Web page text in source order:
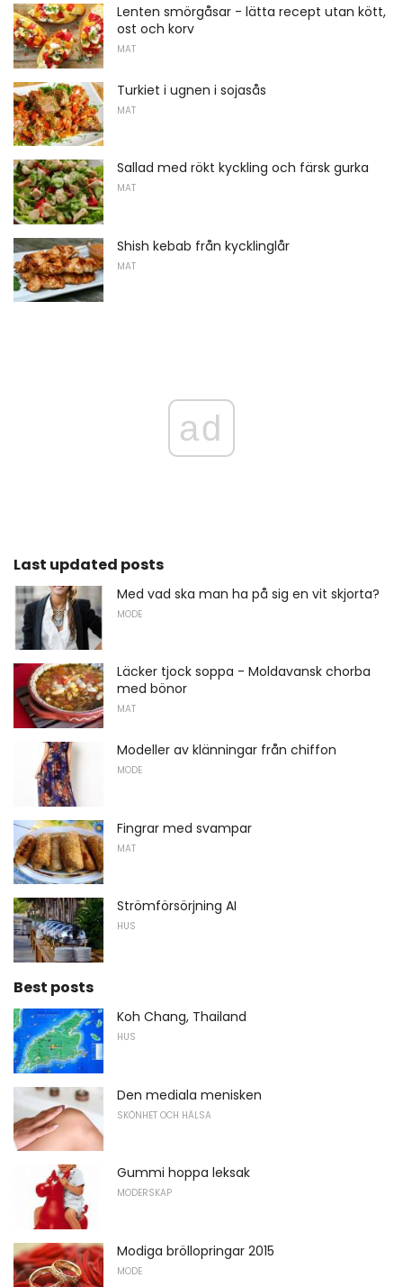
Lenten smörgåsar - lätta recept utan kött,
ost och korv
MAT
Turkiet i ugnen i sojasås
MAT
Sallad med rökt kyckling och färsk gurka
MAT
Shish kebab från kycklinglår
MAT
ad
Last updated posts
Med vad ska man ha på sig en vit skjorta?
MODE
Läcker tjock soppa - Moldavansk chorba
med bönor
MAT
Modeller av klänningar från chiffon
MODE
Fingrar med svampar
MAT
Strömförsörjning AI
HUS
Best posts
Koh Chang, Thailand
HUS
Den mediala menisken
SKÖNHET OCH HÄLSA
Gummi hoppa leksak
MODERSKAP
Modiga bröllopringar 2015
MODE